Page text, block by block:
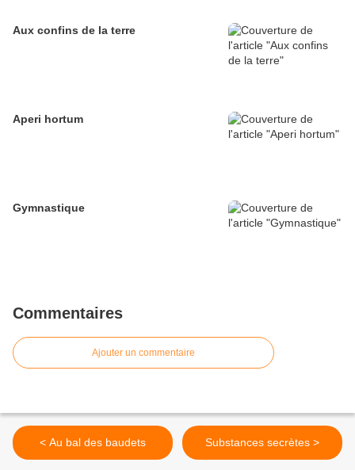
Aux confins de la terre
Aperi hortum
Gymnastique
Commentaires
Ajouter un commentaire
< Au bal des baudets Substances secrètes >